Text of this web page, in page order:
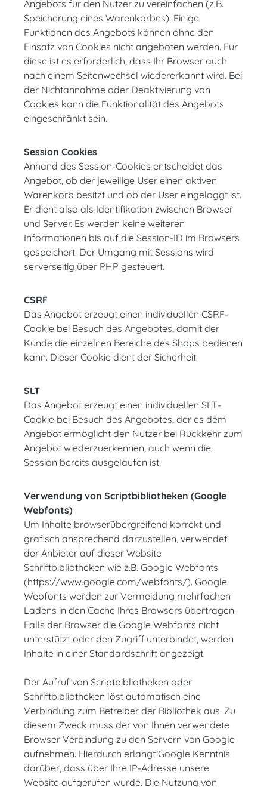
Angebots für den Nutzer zu vereinfachen (z.B.
Speicherung eines Warenkorbes). Einige
Funktionen des Angebots können ohne den
Einsatz von Cookies nicht angeboten werden. Für
diese ist es erforderlich, dass Ihr Browser auch
nach einem Seitenwechsel wiedererkannt wird. Bei
der Nichtannahme oder Deaktivierung von
Cookies kann die Funktionalität des Angebots
eingeschränkt sein.
Session Cookies
Anhand des Session-Cookies entscheidet das
Angebot, ob der jeweilige User einen aktiven
Warenkorb besitzt und ob der User eingeloggt ist.
Er dient also als Identifikation zwischen Browser
und Server. Es werden keine weiteren
Informationen bis auf die Session-ID im Browsers
gespeichert. Der Umgang mit Sessions wird
serverseitig über PHP gesteuert.
CSRF
Das Angebot erzeugt einen individuellen CSRF-
Cookie bei Besuch des Angebotes, damit der
Kunde die einzelnen Bereiche des Shops bedienen
kann. Dieser Cookie dient der Sicherheit.
SLT
Das Angebot erzeugt einen individuellen SLT-
Cookie bei Besuch des Angebotes, der es dem
Angebot ermöglicht den Nutzer bei Rückkehr zum
Angebot wiederzuerkennen, auch wenn die
Session bereits ausgelaufen ist.
Verwendung von Scriptbibliotheken (Google
Webfonts)
Um Inhalte browserübergreifend korrekt und
grafisch ansprechend darzustellen, verwendet
der Anbieter auf dieser Website
Schriftbibliotheken wie z.B. Google Webfonts
(https://www.google.com/webfonts/). Google
Webfonts werden zur Vermeidung mehrfachen
Ladens in den Cache Ihres Browsers übertragen.
Falls der Browser die Google Webfonts nicht
unterstützt oder den Zugriff unterbindet, werden
Inhalte in einer Standardschrift angezeigt.
Der Aufruf von Scriptbibliotheken oder
Schriftbibliotheken löst automatisch eine
Verbindung zum Betreiber der Bibliothek aus. Zu
diesem Zweck muss der von Ihnen verwendete
Browser Verbindung zu den Servern von Google
aufnehmen. Hierdurch erlangt Google Kenntnis
darüber, dass über Ihre IP-Adresse unsere
Website aufgerufen wurde. Die Nutzung von